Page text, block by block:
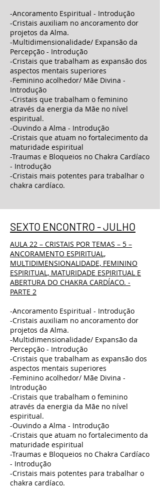
-Ancoramento Espiritual - Introdução
-Cristais auxiliam no ancoramento dor
projetos da Alma.
-Multidimensionalidade/ Expansão da
Percepção - Introdução
-Cristais que trabalham as expansão dos
aspectos mentais superiores
-Feminino acolhedor/ Mãe Divina -
Introdução
-Cristais que trabalham o feminino
através da energia da Mãe no nível
espiritual.
-Ouvindo a Alma - Introdução
-Cristais que atuam no fortalecimento da
maturidade espiritual
-Traumas e Bloqueios no Chakra Cardíaco
- Introdução
-Cristais mais potentes para trabalhar o
chakra cardíaco.
SEXTO ENCONTRO - JULHO
AULA 22 – CRISTAIS POR TEMAS – 5 –
ANCORAMENTO ESPIRITUAL,
MULTIDIMENSIONALIDADE, FEMININO
ESPIRITUAL, MATURIDADE ESPIRITUAL E
ABERTURA DO CHAKRA CARDÍACO. -
PARTE 2
-Ancoramento Espiritual - Introdução
-Cristais auxiliam no ancoramento dor
projetos da Alma.
-Multidimensionalidade/ Expansão da
Percepção - Introdução
-Cristais que trabalham as expansão dos
aspectos mentais superiores
-Feminino acolhedor/ Mãe Divina -
Introdução
-Cristais que trabalham o feminino
através da energia da Mãe no nível
espiritual.
-Ouvindo a Alma - Introdução
-Cristais que atuam no fortalecimento da
maturidade espiritual
-Traumas e Bloqueios no Chakra Cardíaco
- Introdução
-Cristais mais potentes para trabalhar o
chakra cardíaco.